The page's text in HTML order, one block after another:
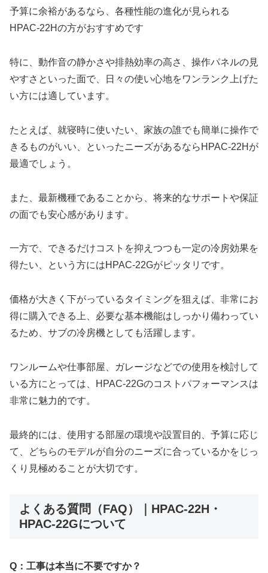
予算に余裕があるなら、各種性能の進化が見られる
HPAC-22Hの方がおすすめです
特に、動作音の静かさや排熱効率の高さ、操作パネルの見
やすさといった面で、日々の使い心地をワンランク上げた
い方には適しています。
たとえば、就寝時に使いたい、家族の誰でも簡単に操作で
きるものがいい、といったニーズがあるならHPAC-22Hが
最適でしょう。
また、最新機種であることから、将来的なサポートや保証
の面でも安心感があります。
一方で、できるだけコストを抑えつつも一定の冷房効果を
得たい、という方にはHPAC-22Gがピッタリです。
価格が大きく下がっているタイミングを狙えば、非常にお
得に購入できる上、必要な基本機能はしっかり備わってい
るため、サブの冷房機としても活躍します。
ワンルームや仕事部屋、ガレージなどでの使用を検討して
いる方にとっては、HPAC-22Gのコストパフォーマンスは
非常に魅力的です。
最終的には、使用する部屋の環境や設置目的、予算に応じ
て、どちらのモデルが自分のニーズに合っているかをじっ
くり見極めることが大切です。
よくある質問（FAQ）｜HPAC-22H・
HPAC-22Gについて
Q：工事は本当に不要ですか？